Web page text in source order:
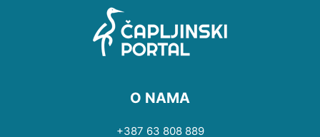
O NAMA
+387 63 808 889